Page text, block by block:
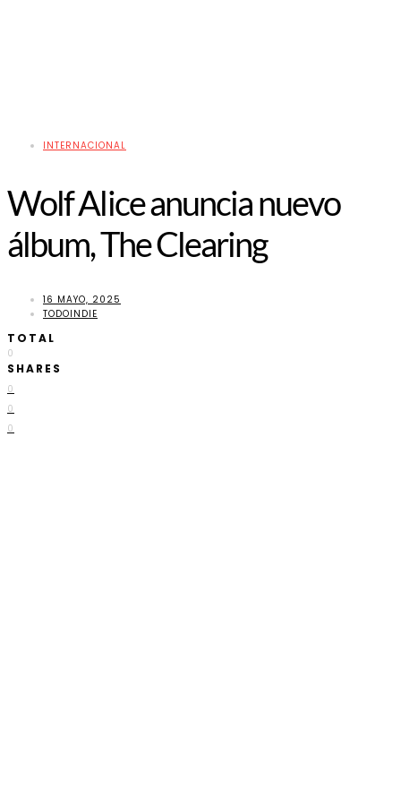
INTERNACIONAL
Wolf Alice anuncia nuevo
álbum, The Clearing
16 MAYO, 2025
TODOINDIE
TOTAL
0
SHARES
0
0
0